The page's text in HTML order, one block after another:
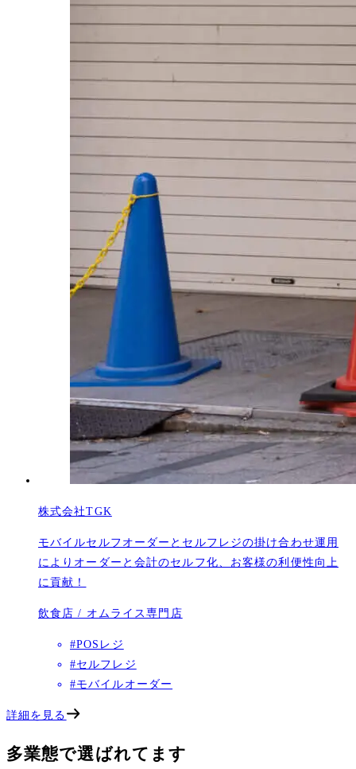
株式会社TGK
モバイルセルフオーダーとセルフレジの掛け合わせ運用
によりオーダーと会計のセルフ化、お客様の利便性向上
に貢献！
飲食店 / オムライス専門店
#POSレジ
#セルフレジ
#モバイルオーダー
詳細を見る
多業態で選ばれてます